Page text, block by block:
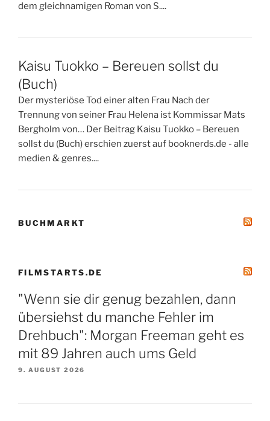
dem gleichnamigen Roman von S....
Kaisu Tuokko – Bereuen sollst du
(Buch)
Der mysteriöse Tod einer alten Frau Nach der
Trennung von seiner Frau Helena ist Kommissar Mats
Bergholm von… Der Beitrag Kaisu Tuokko – Bereuen
sollst du (Buch) erschien zuerst auf booknerds.de - alle
medien & genres....
BUCHMARKT
FILMSTARTS.DE
"Wenn sie dir genug bezahlen, dann
übersiehst du manche Fehler im
Drehbuch": Morgan Freeman geht es
mit 89 Jahren auch ums Geld
9. AUGUST 2026